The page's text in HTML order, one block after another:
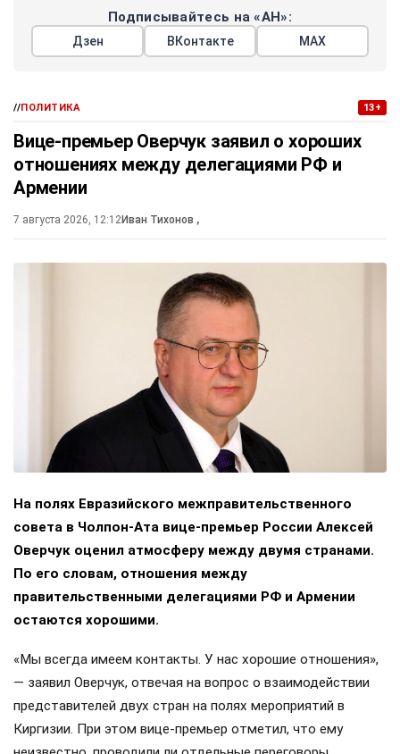
Подписывайтесь на «АН»:
Дзен ВКонтакте МАХ
//ПОЛИТИКА 13+
Вице-премьер Оверчук заявил о хороших
отношениях между делегациями РФ и
Армении
7 августа 2026, 12:12Иван Тихонов ,
На полях Евразийского межправительственного
совета в Чолпон-Ата вице-премьер России Алексей
Оверчук оценил атмосферу между двумя странами.
По его словам, отношения между
правительственными делегациями РФ и Армении
остаются хорошими.
«Мы всегда имеем контакты. У нас хорошие отношения»,
— заявил Оверчук, отвечая на вопрос о взаимодействии
представителей двух стран на полях мероприятий в
Киргизии. При этом вице-премьер отметил, что ему